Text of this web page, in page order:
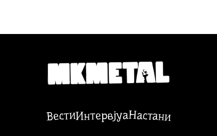
ВестиИнтервјуаНастани